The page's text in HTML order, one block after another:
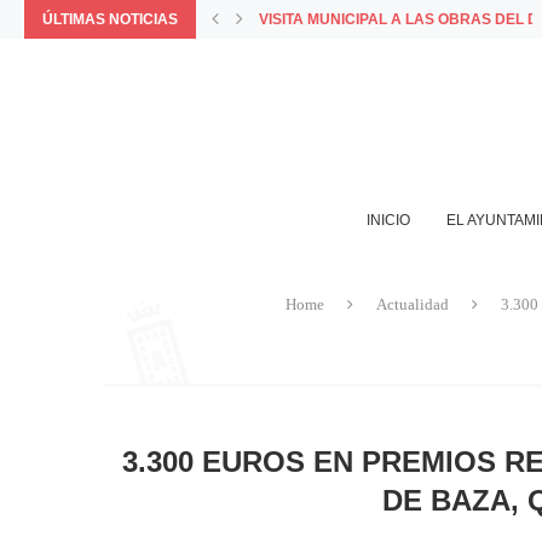
ÚLTIMAS NOTICIAS VISITA MUNICIPAL A LAS OBRAS DEL
INICIO EL
Home Actualidad 3.300
3.300 EUROS EN PREMIOS
DE BAZA,